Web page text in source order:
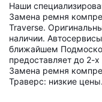
Наши
Замена ремня
Traverse.
наличии.
ближайшем
предоставляет до 2-
Замена ремня
Траверс: низкие цены.